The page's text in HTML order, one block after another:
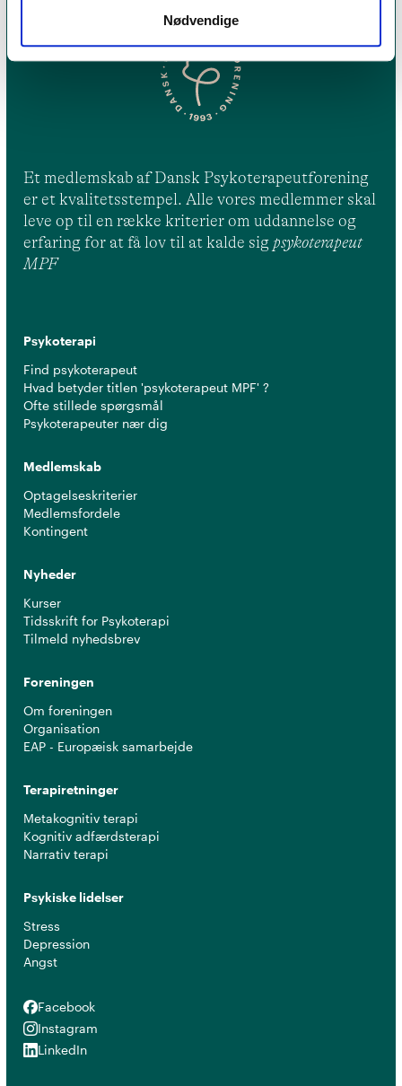
Nødvendige
Et medlemskab af Dansk Psykoterapeutforening
er et kvalitetsstempel. Alle vores medlemmer skal
leve op til en række kriterier om uddannelse og
erfaring for at få lov til at kalde sig psykoterapeut
MPF
Psykoterapi
Find psykoterapeut
Hvad betyder titlen 'psykoterapeut MPF' ?
Ofte stillede spørgsmål
Psykoterapeuter nær dig
Medlemskab
Optagelseskriterier
Medlemsfordele
Kontingent
Nyheder
Kurser
Tidsskrift for Psykoterapi
Tilmeld nyhedsbrev
Foreningen
Om foreningen
Organisation
EAP - Europæisk samarbejde
Terapiretninger
Metakognitiv terapi
Kognitiv adfærdsterapi
Narrativ terapi
Psykiske lidelser
Stress
Depression
Angst
Facebook
Facebook
Instagram
Instagram
LinkedIn
LinkedIn